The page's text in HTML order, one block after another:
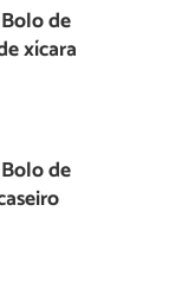
de
xícara
de